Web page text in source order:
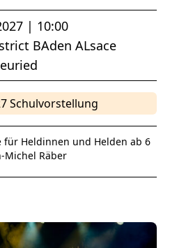
| 10:00
BAden ALsace
Schulvorstellung
für Heldinnen und Helden ab 6
Michel Räber